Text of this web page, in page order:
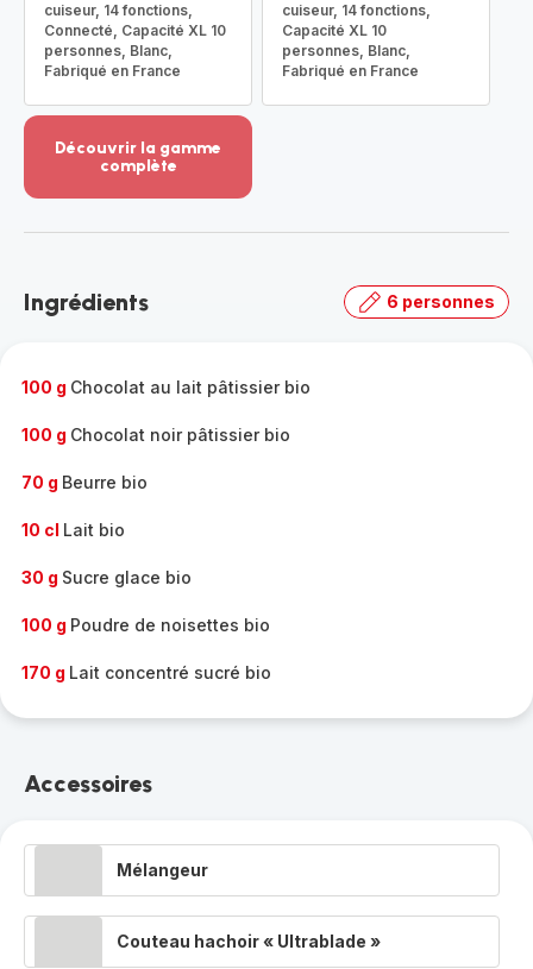
cuiseur, 14 fonctions,
Connecté, Capacité XL 10
personnes, Blanc,
Fabriqué en France
cuiseur, 14 fonctions,
Capacité XL 10
personnes, Blanc,
Fabriqué en France
Découvrir la gamme
complète
-
gamme
Ingrédients 6 personnes
100 g Chocolat au lait pâtissier bio
100 g Chocolat noir pâtissier bio
70 g Beurre bio
10 cl Lait bio
30 g Sucre glace bio
100 g Poudre de noisettes bio
170 g Lait concentré sucré bio
Accessoires
Mélangeur
Couteau hachoir « Ultrablade »